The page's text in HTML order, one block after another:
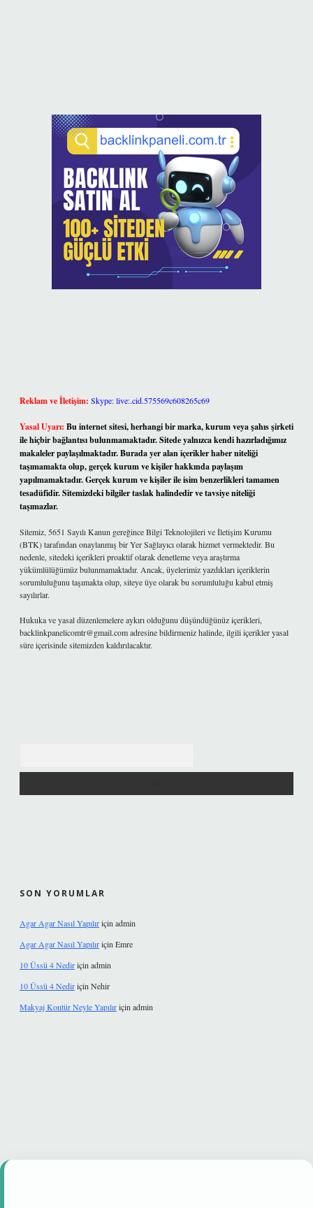
Reklam ve İletişim: Skype: live:.cid.575569c608265c69
Yasal Uyarı: Bu internet sitesi, herhangi bir marka, kurum veya şahıs şirketi
ile hiçbir bağlantısı bulunmamaktadır. Sitede yalnızca kendi hazırladığımız
makaleler paylaşılmaktadır. Burada yer alan içerikler haber niteliği
taşımamakta olup, gerçek kurum ve kişiler hakkında paylaşım
yapılmamaktadır. Gerçek kurum ve kişiler ile isim benzerlikleri tamamen
tesadüfidir. Sitemizdeki bilgiler taslak halindedir ve tavsiye niteliği
taşımazlar.
Sitemiz, 5651 Sayılı Kanun gereğince Bilgi Teknolojileri ve İletişim Kurumu
(BTK) tarafından onaylanmış bir Yer Sağlayıcı olarak hizmet vermektedir. Bu
nedenle, sitedeki içerikleri proaktif olarak denetleme veya araştırma
yükümlülüğümüz bulunmamaktadır. Ancak, üyelerimiz yazdıkları içeriklerin
sorumluluğunu taşımakta olup, siteye üye olarak bu sorumluluğu kabul etmiş
sayılırlar.
Hukuka ve yasal düzenlemelere aykırı olduğunu düşündüğünüz içerikleri,
backlinkpanelicomtr@gmail.comadresine bildirmeniz halinde, ilgili içerikler yasal
süre içerisinde sitemizden kaldırılacaktır.
SON YORUMLAR
Agar Agar Nasıl Yapılıriçin admin
Agar Agar Nasıl Yapılıriçin Emre
10 Üssü 4 Nediriçin admin
10 Üssü 4 Nediriçin Nehir
Makyaj Kontür Neyle Yapılıriçin admin